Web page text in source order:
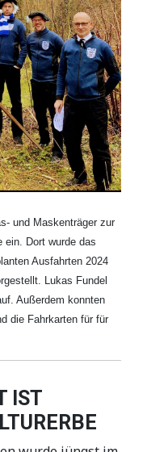
und Maskenträger zur
ein. Dort wurde das
Ausfahrten 2024
Lukas Fundel
Außerdem konnten
die Fahrkarten für für
IST